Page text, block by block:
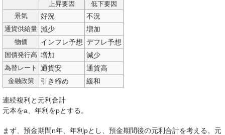
上昇要因
低下要因
景気
好況 不況
通貨供給量 減少 増加
物価 インフレ予想 デフレ予想
国債発行高 増加 減少
為替レート 通貨安 通貨高
金融政策 引き締め 緩和
連続複利と元利合計
元本をa、年利をpとする。
まず、預金期間n年、年利pとし、預金期間後の元利合計を考える。元